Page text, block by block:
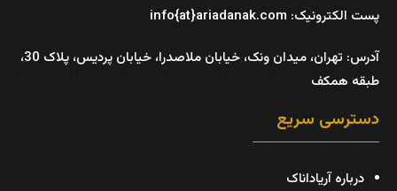
پست الکترونیک: info{at}ariadanak.com
آدرس:
تهران، میدان ونک، خیابان ملاصدرا، خیابان پردیس، پلاک 30،
طبقه همکف
دسترسی سریع
درباره آریاداناک